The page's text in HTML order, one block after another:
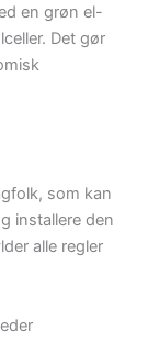
en grøn el-
Det gør
som kan
installere den
alle regler